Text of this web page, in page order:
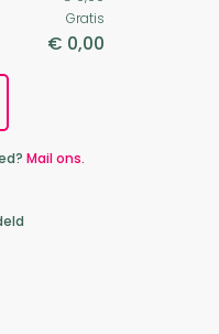
Gratis
€ 0,00
Mail ons.